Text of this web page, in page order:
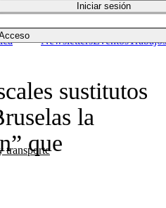
transporte
NewslettersEventosTrabajos
Iniciar sesión
sustitutos
la
que